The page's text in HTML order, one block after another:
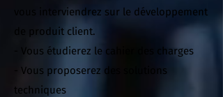
vous interviendrez sur le développement
de produit client.
- Vous étudierez le cahier des charges
- Vous proposerez des solutions
techniques